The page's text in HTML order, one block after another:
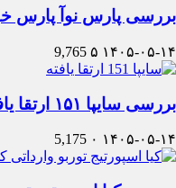
بررسی پارس نوآ پارس
۱۴۰۵-۰۵-۱۴ ۵ 9,765
بررسی سایپا ۱۵۱ ارتقا یافته: وانت شهری با پوشش جدید
۱۴۰۵-۰۵-۱۴ ۰ 5,175